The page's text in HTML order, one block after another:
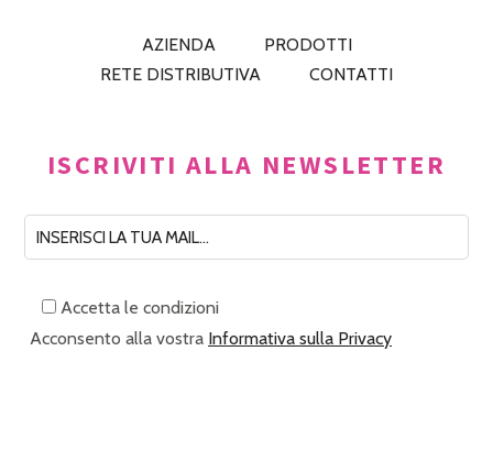
AZIENDA
PRODOTTI
RETE DISTRIBUTIVA
CONTATTI
ISCRIVITI ALLA NEWSLETTER
Accetta le condizioni
Acconsento alla vostra Informativa sulla Privacy